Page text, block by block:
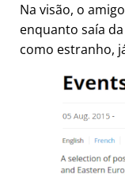
Na visão, o
enquanto saía
como estranho,